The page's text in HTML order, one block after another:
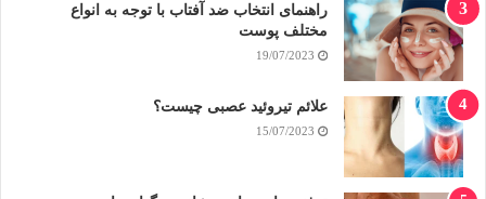
راهنمای انتخاب ضد آفتاب با توجه به انواع
مختلف پوست
19/07/2023
علائم تیروئید عصبی چیست؟
15/07/2023